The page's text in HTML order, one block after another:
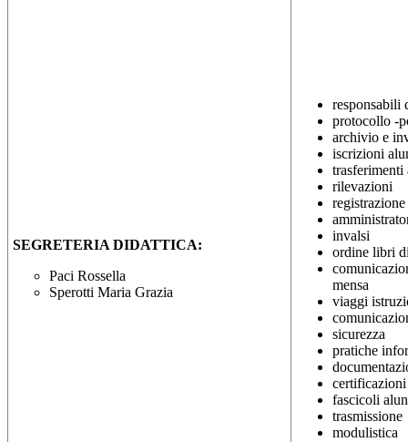
SEGRETERIA DIDATTICA:
Paci Rossella
Sperotti Maria Grazia
responsabili
protocollo -
archivio e
iscrizioni
trasferimenti
rilevazioni
invalsi
ordine libri
mensa
viaggi
sicurezza
pratiche
certificazioni
fascicoli
trasmissione
modulistica